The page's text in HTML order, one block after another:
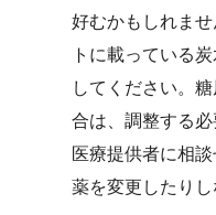
好むかもしれま
トに載っている
してください。
合は、調整する必
医療提供者に相談
薬を変更したりし